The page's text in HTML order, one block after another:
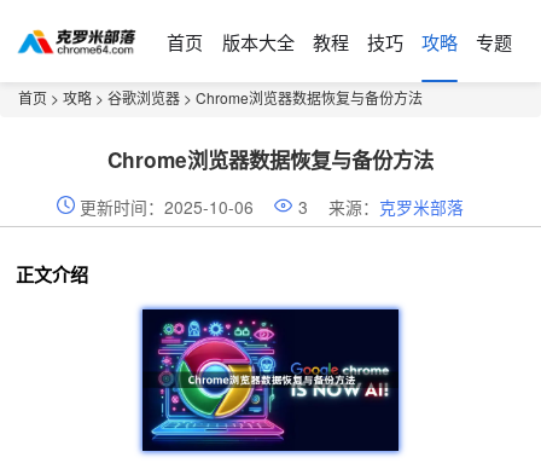
首页 版本大全 教程 技巧 攻略 专题
首页 > 攻略 > 谷歌浏览器 > Chrome浏览器数据恢复与备份方法
Chrome浏览器数据恢复与备份方法
更新时间：2025-10-06 3 来源： 克罗米部落
正文介绍